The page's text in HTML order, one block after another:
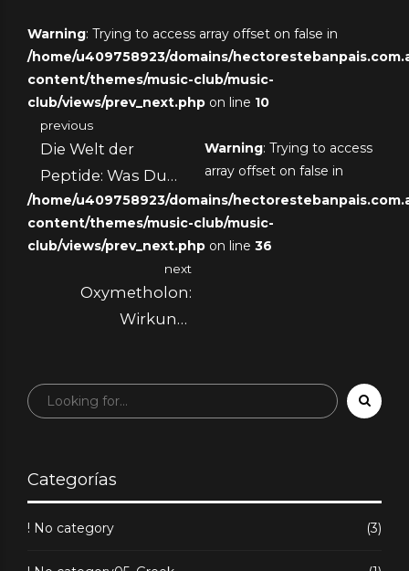
Warning: Trying to access array offset on false in
/home/u409758923/domains/
content/themes/music-club/music-
club/views/prev_next.php on line 10
previous
Die Welt der
Peptide: Was Du
Wissen Solltest
Warning: Trying to access
array offset on false in
/home/u409758923/domains/
content/themes/music-club/music-
club/views/prev_next.php on line 36
next
Oxymetholon:
Wirkung,
Categorías
! No category (3)